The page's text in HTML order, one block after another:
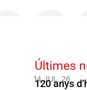
Últimes
14 JUL. 26
120 anys